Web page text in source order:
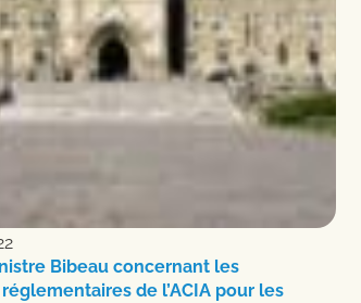
Bibeau concernant les
de l’ACIA pour les